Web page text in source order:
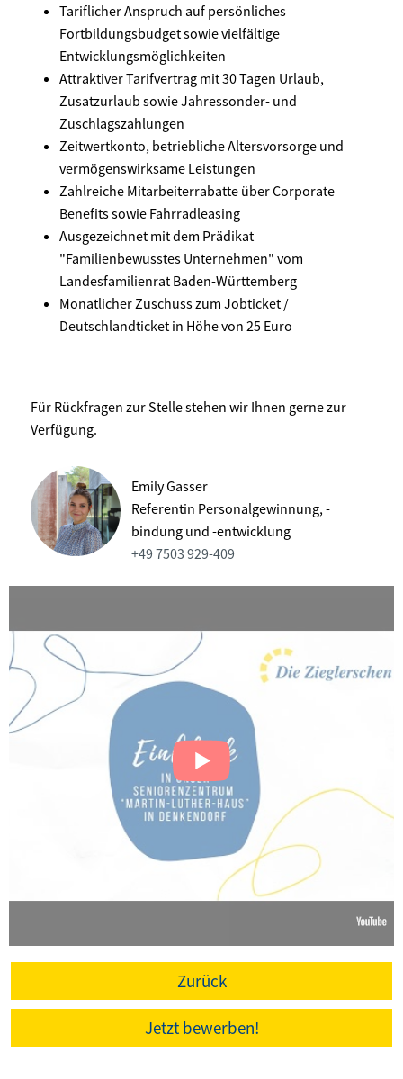
Tariflicher Anspruch auf persönliches
Fortbildungsbudget sowie vielfältige
Entwicklungsmöglichkeiten
Attraktiver Tarifvertrag mit 30 Tagen Urlaub,
Zusatzurlaub sowie Jahressonder- und
Zuschlagszahlungen
Zeitwertkonto, betriebliche Altersvorsorge und
vermögenswirksame Leistungen
Zahlreiche Mitarbeiterrabatte über Corporate
Benefits sowie Fahrradleasing
Ausgezeichnet mit dem Prädikat
"Familienbewusstes Unternehmen" vom
Landesfamilienrat Baden-Württemberg
Monatlicher Zuschuss zum Jobticket /
Deutschlandticket in Höhe von 25 Euro
Für Rückfragen zur Stelle stehen wir Ihnen gerne zur
Verfügung.
Emily Gasser
Referentin Personalgewinnung, -
bindung und -entwicklung
+49 7503 929-409
Zurück
Jetzt bewerben!